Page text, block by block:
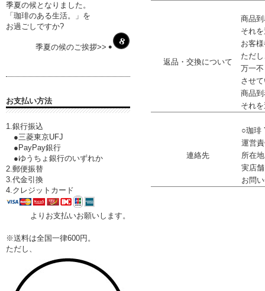
返品・交換について
商品
それ
お客
ただ
万一
させ
商品
それ
連絡先
○珈琲
運営
所在
実店
お問
季夏の候となりました。
「珈琲のある生活。」を
お過ごしですか?
季夏の候のご挨拶>>
お支払い方法
1.銀行振込
●三菱東京UFJ
●PayPay銀行
●ゆうちょ銀行のいずれか
2.郵便振替
3.代金引換
4.クレジットカード
よりお支払いお願いします。
※送料は全国一律600円。
ただし、